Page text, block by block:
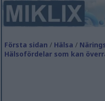
Första sidan / Hälsa /
Hälsofördelar som kan